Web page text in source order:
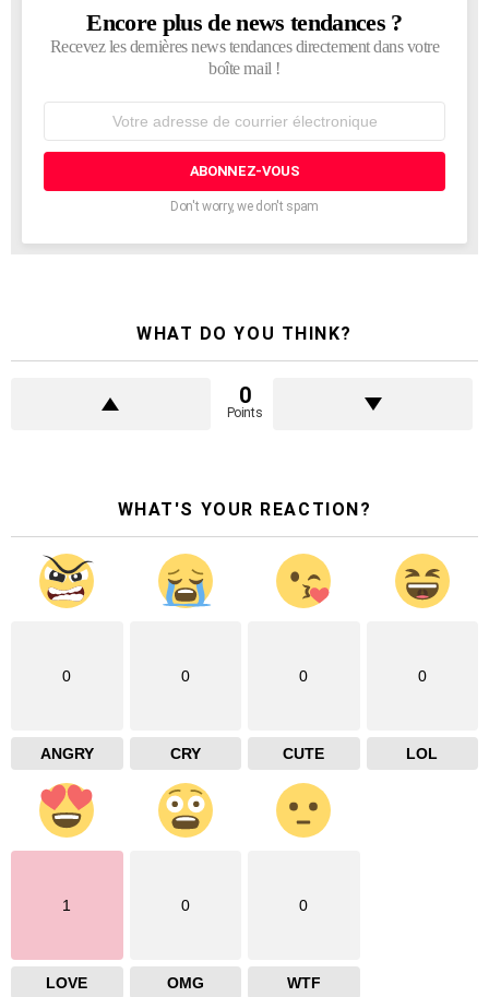
NEWSLETTER
Encore plus de news tendances ?
Recevez les dernières news tendances directement dans votre
boîte mail !
courrier
Don't worry, we don't spam
WHAT DO YOU THINK?
0
Points
WHAT'S YOUR REACTION?
0
ANGRY
0
CRY
0
CUTE
0
LOL
1
LOVE
0
OMG
0
WTF